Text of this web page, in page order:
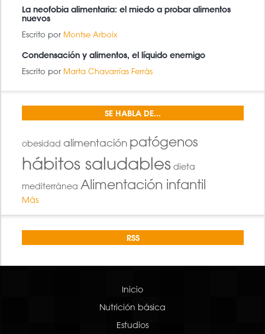
La neofobia alimentaria: el miedo a probar alimentos
nuevos
Escrito por Montse Arboix
Condensación y alimentos, el líquido enemigo
Escrito por Marta Chavarrías Ferràs
SE HABLA DE...
obesidad alimentación patógenos
hábitos saludables dieta
mediterránea Alimentación infantil
Más
RSS
Inicio
Nutrición básica
Estudios